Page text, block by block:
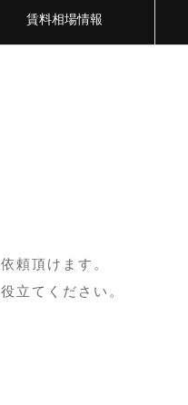
賃料相場情報
頼頂けます。
立てください。